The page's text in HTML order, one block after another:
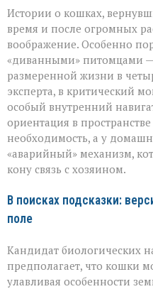
Истории о кошках,
время и после огромных
воображение. Особенно
«диванными» питомцами
размеренной жизни в
эксперта, в критический
особый внутренний
ориентация в
необходимость, а у
«аварийный» механизм,
кону связь с хозяином.
В поисках подсказки:
поле
Кандидат биологических
предполагает, что кошки
улавливая особенности